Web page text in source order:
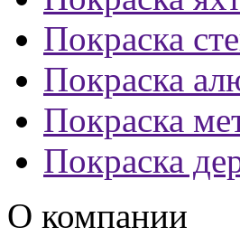
Покраска
Покраска
Покраска
Покраска
О компании